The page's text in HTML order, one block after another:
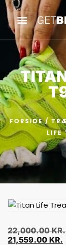
FORSIDE/
LIFE
22,000.00KR.
21,559.00 KR.